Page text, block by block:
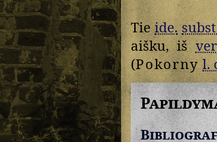
Tieide.
aišku, iš
(Pokornyl.